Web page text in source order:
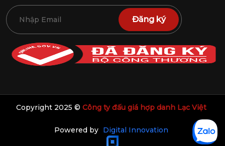
Đăng ký
Copyright 2025 © Công ty đấu giá hợp danh Lạc Việt
Powered by Digital Innovation